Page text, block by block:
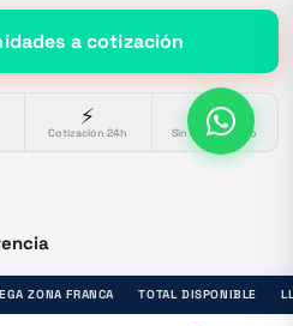
a cotización
⚡
Cotización 24h
🔒
Sin compromiso
ZONA FRANCA TOTAL DISPONIBLE